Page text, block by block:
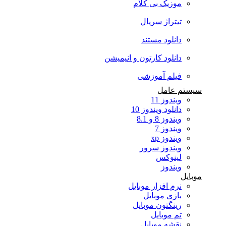
موزیک بی کلام
تیتراژ سریال
دانلود مستند
دانلود کارتون و انیمیشن
فیلم آموزشی
سیستم عامل
ویندوز 11
دانلود ویندوز 10
ویندوز 8 و 8.1
ویندوز 7
ویندوز xp
ویندوز سرور
لینوکس
ویندوز
موبایل
نرم افزار موبایل
بازی موبایل
رینگتون موبایل
تم موبایل
نقشه موبایل